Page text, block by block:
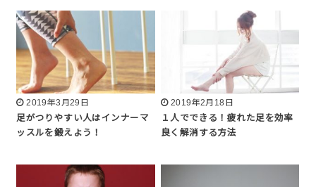
2019年3月29日
足がつりやすい人はインナーマ
ッスルを鍛えよう！
2019年2月18日
１人でできる！疲れた足を効率
良く解消する方法